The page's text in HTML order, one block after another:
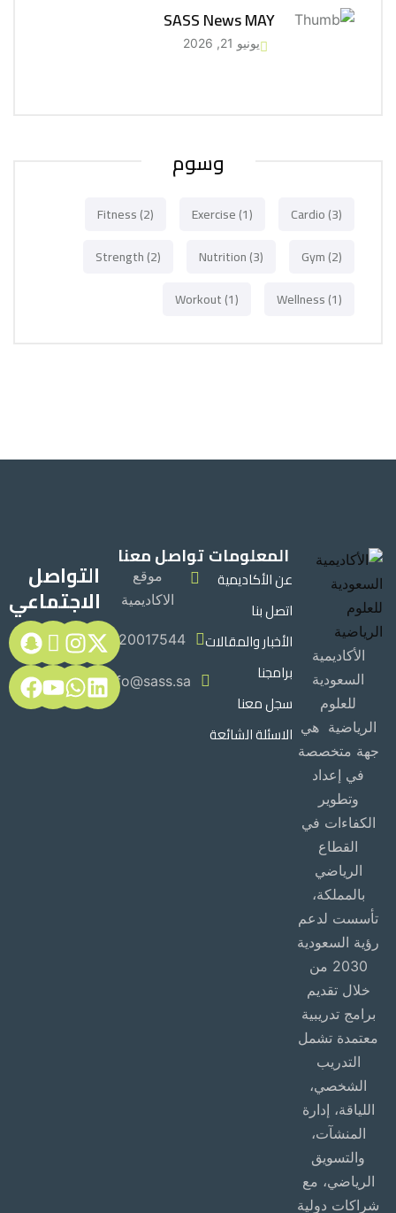
SASS News MAY
يونيو 21, 2026
وسوم
Cardio(3)
Exercise(1)
Fitness(2)
Gym(2)
Nutrition(3)
Strength(2)
Wellness(1)
Workout(1)
الأكاديمية
السعودية
للعلوم
الرياضية هي
جهة متخصصة
في إعداد
وتطوير
الكفاءات في
القطاع
الرياضي
بالمملكة،
تأسست لدعم
رؤية السعودية
2030 من
خلال تقديم
برامج تدريبية
معتمدة تشمل
التدريب
الشخصي،
اللياقة، إدارة
المنشآت،
والتسويق
الرياضي، مع
شراكات دولية
المعلومات
عن الأكاديمية
اتصل بنا
الأخبار والمقالات
برامجنا
سجل معنا
الاسئلة الشائعة
تواصل معنا
موقع
الاكاديمية
920017544
Info@sass.sa
التواصل
الاجتماعي